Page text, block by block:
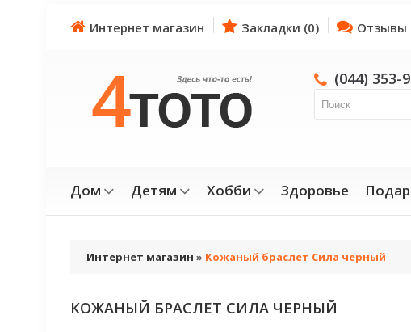
Интернет магазин Закладки (0) Отзывы
(044) 353-
Дом Детям Хобби Здоровье
Интернет магазин » Кожаный браслет Сила черный
КОЖАНЫЙ БРАСЛЕТ СИЛА ЧЕРНЫЙ